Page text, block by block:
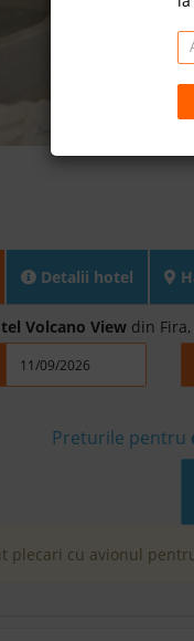
Detalii hotel
Volcano View din
Preturile pentru
plecari cu avionul